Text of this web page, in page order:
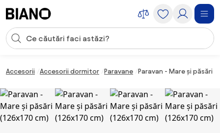
Introducerea căutării
Accesorii Accesorii dormitor Paravane Paravan - Mare și păsări